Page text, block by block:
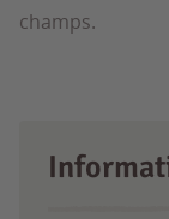
champs.